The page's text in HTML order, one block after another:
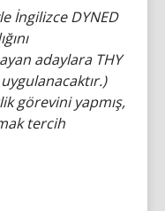
DYNED
adaylara THY
görevini yapmış,
tercih